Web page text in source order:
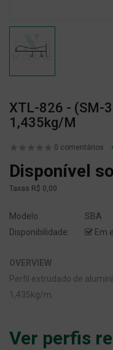
XTL-826 - (SM-
1,435kg/m
0 comentários
Disponível
Taxas R$ 0,00
Modelo:
SBA
Disponibilidade:
Em
OVERVIEW
Perfil extrudado de
1,435kg/m.
Ver perfis